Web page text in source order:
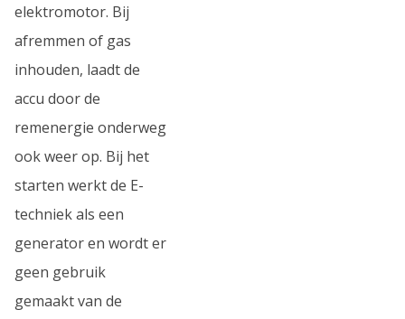
elektromotor. Bij
afremmen of gas
inhouden, laadt de
accu door de
remenergie onderweg
ook weer op. Bij het
starten werkt de E-
techniek als een
generator en wordt er
geen gebruik
gemaakt van de